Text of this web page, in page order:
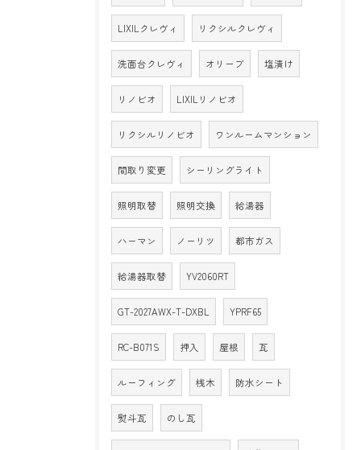
LIXILクレヴィ リクシルクレヴィ
洗面台クレヴィ オリーブ 塩漬け
リノビオ LIXILリノビオ
リクシルリノビオ ワンルームマンション
間取り変更 シーリングライト
照明取替 照明交換 給湯器
ハーマン ノーリツ 都市ガス
給湯器取替 YV2060RT
GT-2027AWX-T-DXBL YPRF65
RC-B071S 押入 屋根 瓦
ルーフィング 桟木 防水シート
熨斗瓦 のし瓦